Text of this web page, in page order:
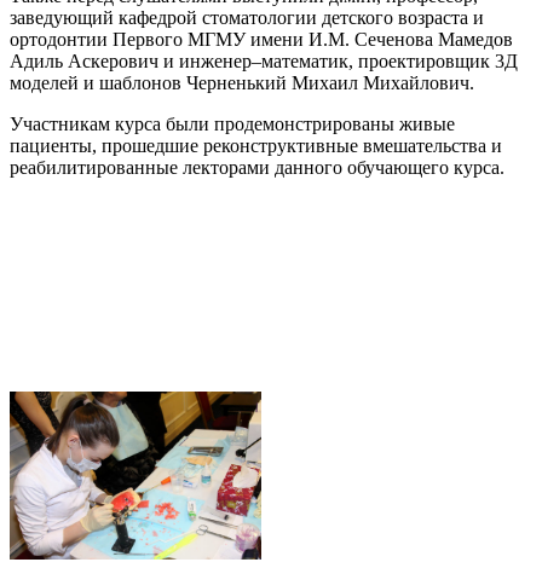
заведующий кафедрой стоматологии детского возраста и
ортодонтии Первого МГМУ имени И.М. Сеченова Мамедов
Адиль Аскерович и инженер–математик, проектировщик 3Д
моделей и шаблонов Черненький Михаил Михайлович.
Участникам курса были продемонстрированы живые
пациенты, прошедшие реконструктивные вмешательства и
реабилитированные лекторами данного обучающего курса.